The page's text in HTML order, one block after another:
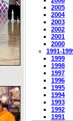
2005
2004
2003
2002
2001
2000
1991-
1999
1998
1997
1996
1995
1994
1993
1992
1991